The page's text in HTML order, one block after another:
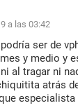
a las 03:42
ser de
y medio y
al tragar ni
atrás
especialista